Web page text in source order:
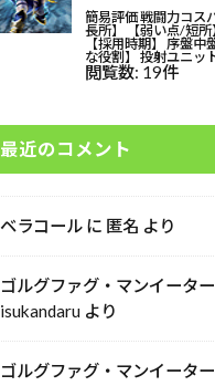
最近のコメント
ベラコール に 匿名 より
ゴルグファグ・マンイーター
isukandaru より
ゴルグファグ・マンイーター